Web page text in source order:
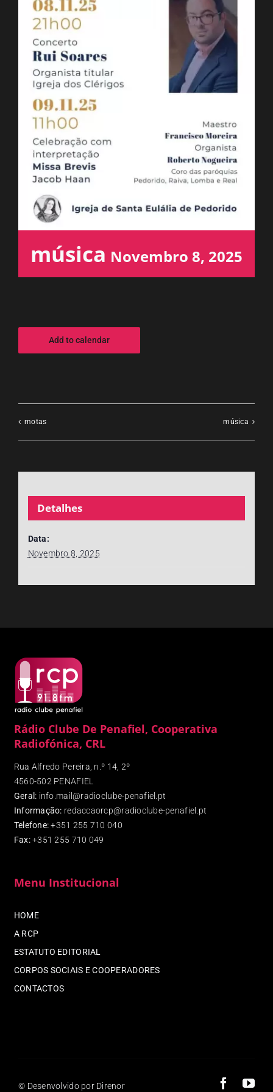
ESPAÇO OUVINTE
CONTACTOS
OUVIR
música Novembro 8, 2025
Add to calendar
motas música
Detalhes
Data:
Novembro 8, 2025
Rádio Clube De Penafiel, Cooperativa
Radiofónica, CRL
Rua Alfredo Pereira, n.º 14, 2º
4560-502 PENAFIEL
Geral: info.mail@radioclube-penafiel.pt
Informação: redaccaorcp@radioclube-penafiel.pt
Telefone: +351 255 710 040
Fax:+351 255 710 049
Menu Institucional
HOME
A RCP
ESTATUTO EDITORIAL
CORPOS SOCIAIS E COOPERADORES
CONTACTOS
© Desenvolvido por Direnor